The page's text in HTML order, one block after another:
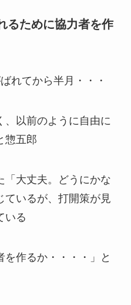
るために協力者を作
れてから半月・・・
、以前のように自由に
惣五郎
「大丈夫。どうにかな
ているが、打開策が見
いる
作るか・・・・」と